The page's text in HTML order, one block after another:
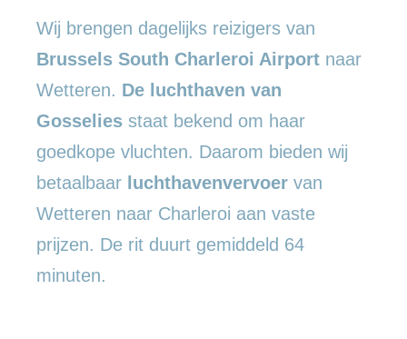
Wij brengen dagelijks reizigers van
Brussels South Charleroi Airport naar
Wetteren. De luchthaven van
Gosselies staat bekend om haar
goedkope vluchten. Daarom bieden wij
betaalbaar luchthavenvervoer van
Wetteren naar Charleroi aan vaste
prijzen. De rit duurt gemiddeld 64
minuten.